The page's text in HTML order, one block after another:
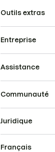
Outils extras
Entreprise
Assistance
Communauté
Juridique
Français